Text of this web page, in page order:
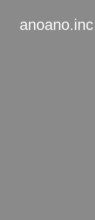
anoano.inc